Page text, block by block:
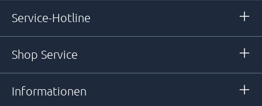
Service-Hotline
Shop Service
Informationen